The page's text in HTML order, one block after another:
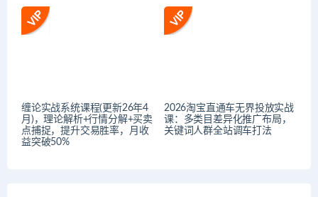
缠论实战系统课程(更新26年4
月)，理论解析+行情分解+买卖
点捕捉，提升交易胜率，月收
益突破50%
2026淘宝直通车无界投放实战
课：多类目差异化推广布局，
关键词人群全站调车打法